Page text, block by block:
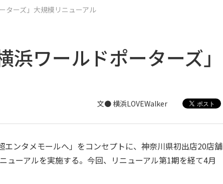
ターズ」大規模リニューアル
ワールドポーターズ」
文● 横浜LOVEWalker
ンタメモールへ」をコンセプトに、神奈川県初出店20店舗
ーアルを実施する。今回、リニューアル第1期を経て4月